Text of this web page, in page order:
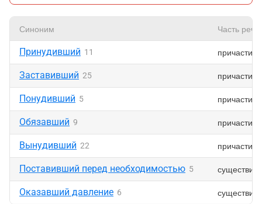
Синоним Часть речи
Принудивший 11 причастие
Заставивший 25 причастие
Понудивший 5 причастие
Обязавший 9 причастие
Вынудивший 22 причастие
Поставивший перед необходимостью 5
Оказавший давление 6